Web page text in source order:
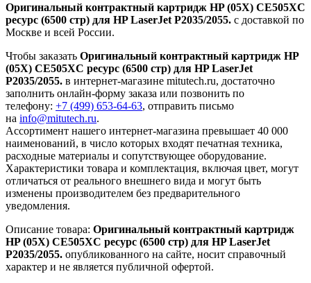
Оригинальный контрактный картридж HP (05X) CE505XC
ресурс (6500 стр) для HP LaserJet P2035/2055. с доставкой по
Москве и всей России.
Чтобы заказать Оригинальный контрактный картридж HP
(05X) CE505XC ресурс (6500 стр) для HP LaserJet
P2035/2055. в интернет-магазине mitutech.ru, достаточно
заполнить онлайн-форму заказа или позвонить по
телефону: +7 (499) 653-64-63, отправить письмо
на info@mitutech.ru.
Ассортимент нашего интернет-магазина превышает 40 000
наименований, в число которых входят печатная техника,
расходные материалы и сопутствующее оборудование.
Характеристики товара и комплектация, включая цвет, могут
отличаться от реального внешнего вида и могут быть
изменены производителем без предварительного
уведомления.
Описание товара: Оригинальный контрактный картридж
HP (05X) CE505XC ресурс (6500 стр) для HP LaserJet
P2035/2055. опубликованного на сайте, носит справочный
характер и не является публичной офертой.